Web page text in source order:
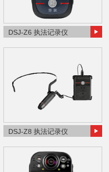
DSJ-Z6 执法记录仪
DSJ-Z8 执法记录仪